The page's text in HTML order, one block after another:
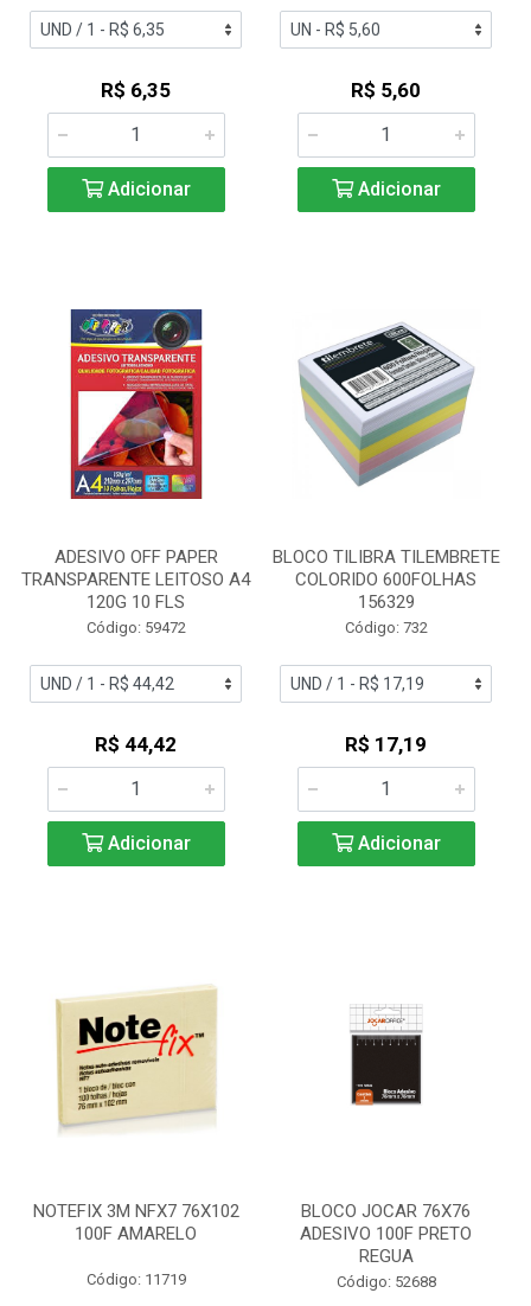
R$ 6,35
Adicionar
R$ 5,60
Adicionar
ADESIVO OFF PAPER
TRANSPARENTE LEITOSO A4
120G 10 FLS
Código: 59472
R$ 44,42
Adicionar
BLOCO TILIBRA TILEMBRETE
COLORIDO 600FOLHAS
156329
Código: 732
R$ 17,19
Adicionar
NOTEFIX 3M NFX7 76X102
100F AMARELO
Código: 11719
BLOCO JOCAR 76X76
ADESIVO 100F PRETO
REGUA
Código: 52688